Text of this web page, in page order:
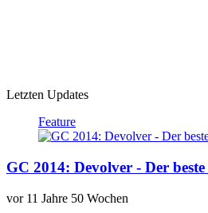
Letzten Updates
Feature
GC 2014: Devolver - Der
vor 11 Jahre 50 Wochen